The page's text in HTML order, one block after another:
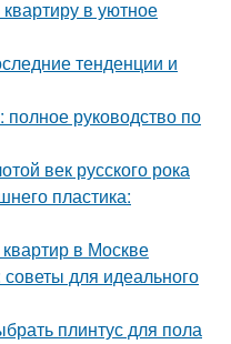
в уютное
тенденции и
полное руководство по
век русского рока
пластика:
в Москве
для идеального
плинтус для пола